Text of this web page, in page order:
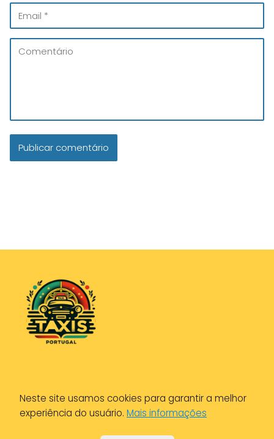
Política de Privacidade
Política de Cookies
Neste site usamos cookies para garantir a melhor
experiência do usuário. Mais informações